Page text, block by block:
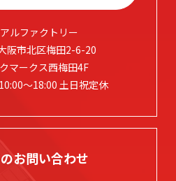
ルファクトリー
阪市北区梅田2-6-20
マークス西梅田4F
～18:00 土日祝定休
お問い合わせ